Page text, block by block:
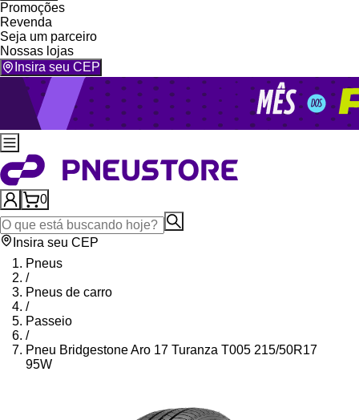
Promoções
Revenda
Seja um parceiro
Nossas lojas
Insira seu CEP
0
Insira seu CEP
Pneus
/
Pneus de carro
/
Passeio
/
Pneu Bridgestone Aro 17 Turanza T005 215/50R17
95W